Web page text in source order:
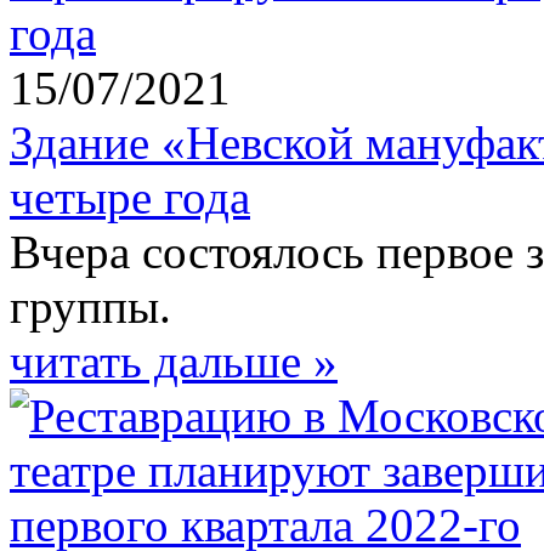
15/07/2021
Здание «Невской
четыре года
Вчера состоялось первое
группы.
читать дальше »